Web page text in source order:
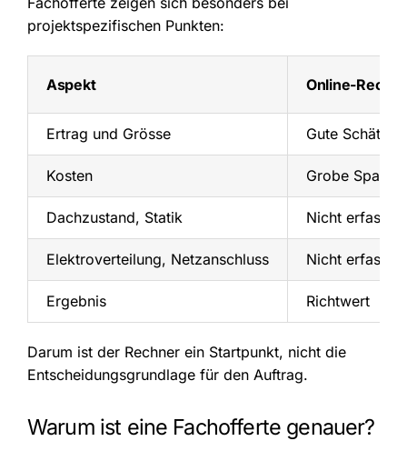
projektspezifischen Punkten:
Aspekt Online-
Ertrag und Grösse Gute
Kosten Grobe Spanne
Dachzustand, Statik Nicht erfasst
Elektroverteilung, Netzanschluss Nicht erfasst
Ergebnis Richtwert
Darum ist der Rechner ein Startpunkt, nicht die
Entscheidungsgrundlage für den Auftrag.
Warum ist eine Fachofferte genauer?